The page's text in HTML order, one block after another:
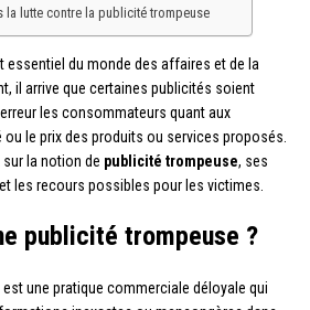
la lutte contre la publicité trompeuse
essentiel du monde des affaires et de la
il arrive que certaines publicités soient
les consommateurs quant aux
le prix des produits ou services proposés.
la notion de publicité trompeuse, ses
les recours possibles pour les victimes.
publicité trompeuse ?
est une pratique commerciale déloyale qui